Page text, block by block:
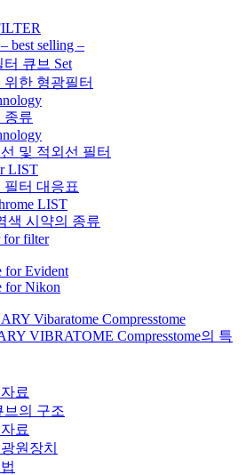
best selling –
큐브 Set
한 형광필터
종류
및 적외선 필터
LIST
필터 대응표
LIST
색 시약의 종류
for filter
for Evident
for Nikon
Vibaratome Compresstome
VIBRATOME Compresstome의 특
료
브의 구조
료
원장치